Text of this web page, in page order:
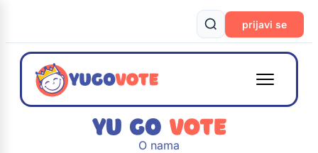
prijavi se
O nama